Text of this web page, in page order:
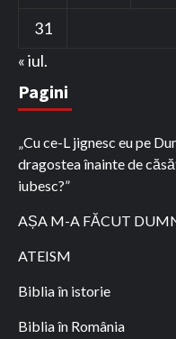
31
« iul.
Pagini
„Cu ce-L jignesc eu pe
dragostea înainte de
iubesc?”
AȘA M-A FĂCUT
ATEISM
Biblia în istorie
Biblia în România